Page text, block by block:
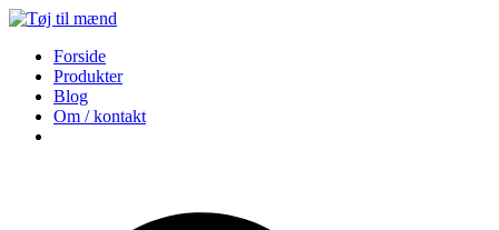
Forside
Produkter
Blog
Om / kontakt